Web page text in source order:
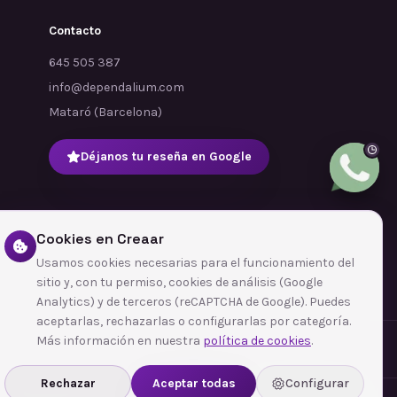
Contacto
645 505 387
info@dependalium.com
Mataró (Barcelona)
Déjanos tu reseña en Google
Cookies en Creaar
Usamos cookies necesarias para el funcionamiento del
sitio y, con tu permiso, cookies de análisis (Google
Analytics) y de terceros (reCAPTCHA de Google). Puedes
aceptarlas, rechazarlas o configurarlas por categoría.
Más información en nuestra política de cookies.
Rechazar Aceptar todas Configurar